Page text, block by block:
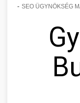
- SEO ÜGYNÖKSÉG